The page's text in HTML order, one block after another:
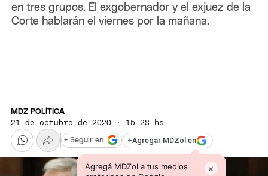
en tres grupos. El exgobernador y el exjuez de la
Corte hablarán el viernes por la mañana.
MDZ POLÍTICA
21 de octubre de 2020 · 15:28 hs
+Agregar MDZol en
Agregá MDZol a tus medios
×
+ Seguir en